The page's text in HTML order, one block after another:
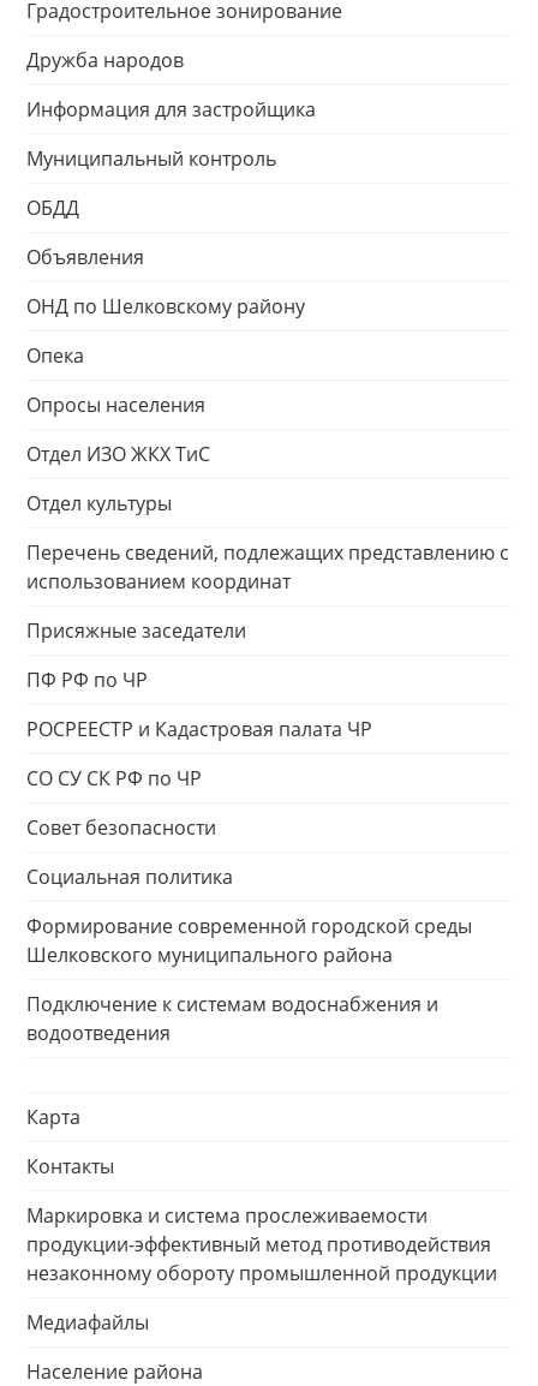
Градостроительное зонирование
Дружба народов
Информация для застройщика
Муниципальный контроль
ОБДД
Объявления
ОНД по Шелковскому району
Опека
Опросы населения
Отдел ИЗО ЖКХ ТиС
Отдел культуры
Перечень сведений, подлежащих представлению с
использованием координат
Присяжные заседатели
ПФ РФ по ЧР
РОСРЕЕСТР и Кадастровая палата ЧР
СО СУ СК РФ по ЧР
Совет безопасности
Социальная политика
Формирование современной городской среды
Шелковского муниципального района
Подключение к системам водоснабжения и
водоотведения
Карта
Контакты
Маркировка и система прослеживаемости
продукции-эффективный метод противодействия
незаконному обороту промышленной продукции
Медиафайлы
Население района